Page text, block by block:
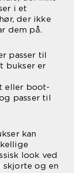
i et
der ikke
dem på.
passer til
bukser er
eller boot-
passer til
kan
look ved
skjorte og en